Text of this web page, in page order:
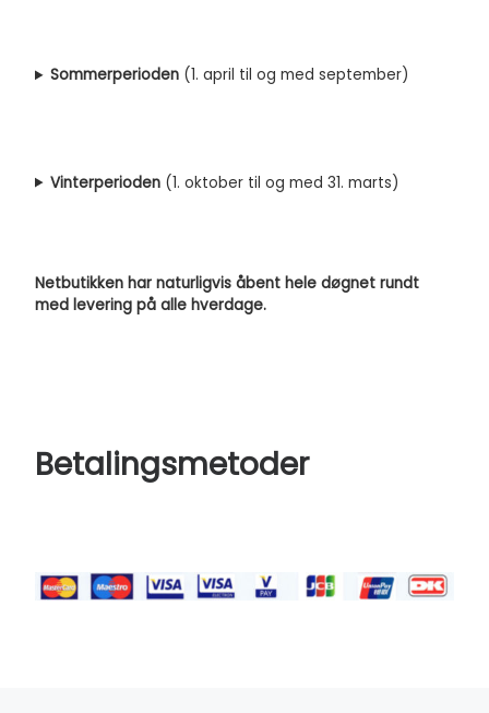
Sommerperioden (1. april til og med september)
Vinterperioden (1. oktober til og med 31. marts)
Netbutikken har naturligvis åbent hele døgnet rundt
med levering på alle hverdage.
Betalingsmetoder